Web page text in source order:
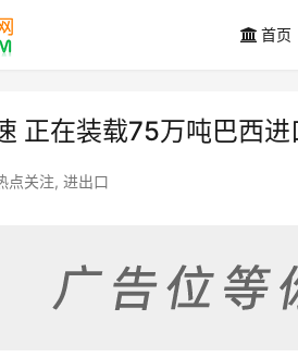
首页
正在装载75万吨巴西
点关注, 进出口